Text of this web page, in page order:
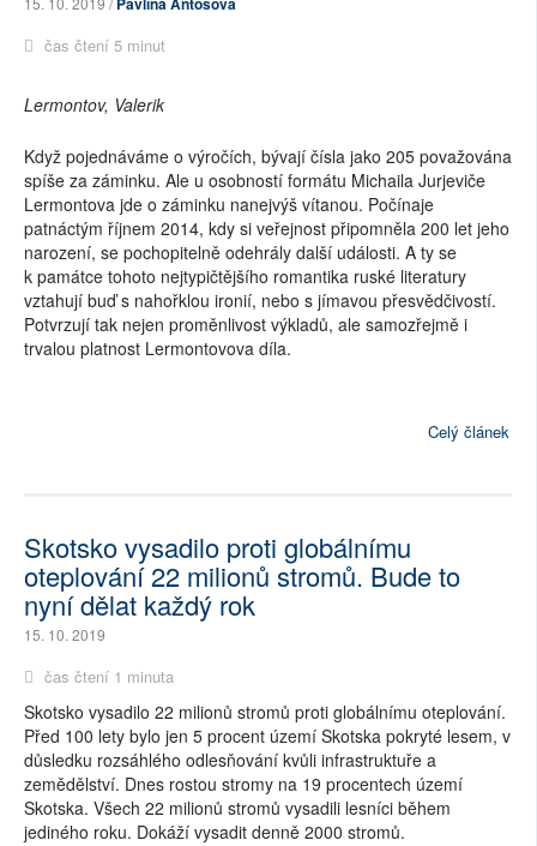
čas čtení 5 minut
Lermontov, Valerik
Když pojednáváme o výročích, bývají čísla jako 205 považována
spíše za záminku. Ale u osobností formátu Michaila Jurjeviče
Lermontova jde o záminku nanejvýš vítanou. Počínaje
patnáctým říjnem 2014, kdy si veřejnost připomněla 200 let jeho
narození, se pochopitelně odehrály další události. A ty se
k památce tohoto nejtypičtějšího romantika ruské literatury
vztahují buď s nahořklou ironií, nebo s jímavou přesvědčivostí.
Potvrzují tak nejen proměnlivost výkladů, ale samozřejmě i
trvalou platnost Lermontovova díla.
Celý článek
Skotsko vysadilo proti globálnímu
oteplování 22 milionů stromů. Bude to
nyní dělat každý rok
15. 10. 2019
čas čtení 1 minuta
Skotsko vysadilo 22 milionů stromů proti globálnímu oteplování.
Před 100 lety bylo jen 5 procent území Skotska pokryté lesem, v
důsledku rozsáhlého odlesňování kvůli infrastruktuře a
zemědělství. Dnes rostou stromy na 19 procentech území
Skotska. Všech 22 milionů stromů vysadili lesníci během
jediného roku. Dokáží vysadit denně 2000 stromů.